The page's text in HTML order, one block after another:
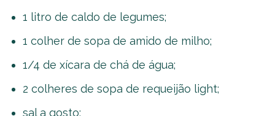
1 litro de caldo de legumes;
1 colher de sopa de amido de milho;
1/4 de xícara de chá de água;
2 colheres de sopa de requeijão light;
sal a gosto;